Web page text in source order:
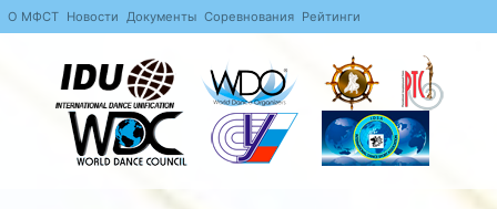
О МФСТ Новости Документы Соревнования Рейтинги